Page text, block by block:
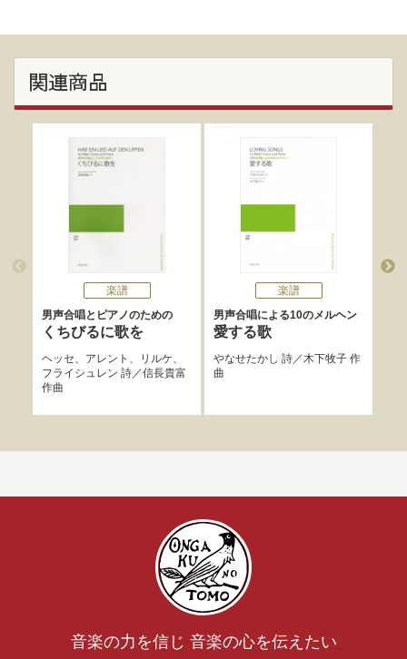
関連商品
楽譜
男声合唱とピアノのための
くちびるに歌を
ヘッセ、 アレント 、 リルケ、
フライシュレン 詩／信長貴富
作曲
楽譜
男声合唱による10のメルヘン
愛する歌
やなせたかし 詩／木下牧子作
曲
音楽の力を信じ 音楽の心を伝えたい